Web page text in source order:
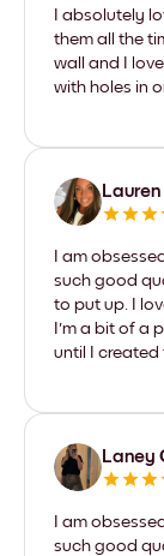
I absolutely
them all the
wall and I
with holes in
I am
such good
to put up. I
I'm a bit of a
until I created
Laney
I am
such good